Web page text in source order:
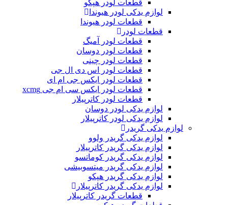
قطعات لودر هپکو
لوازم یدکی لودر هیوندا
قطعات لودر هیوندا
قطعات لودر
قطعات لودر آمیگ
قطعات لودر دوسان
قطعات لودر چینی
قطعات لودر اس دی ال جی
قطعات لودر ایکس جی ام ای
قطعات لودر ایکس سی ام جی xcmg
قطعات لودر کاترپیلار
لوازم یدکی لودر دوسان
لوازم یدکی لودر کاترپیلار
لوازم یدکی گریدر
لوازم یدکی گریدر ولوو
لوازم یدکی گریدر کاترپیلار
لوازم یدکی گریدر کوماتسو
لوازم یدکی گریدر میتسوبیشی
لوازم یدکی گریدر هپکو
لوازم یدکی گریدر کاترپیلار
قطعات گریدر کاترپیلار